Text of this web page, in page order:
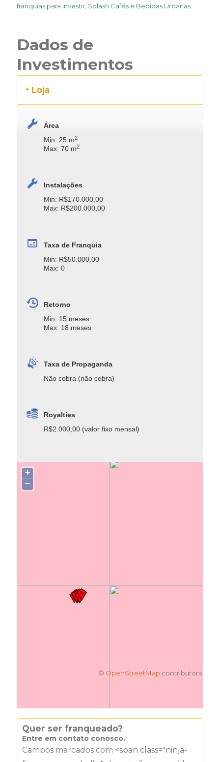
franquias para investir Splash Cafés e Bebidas Urbanas
Dados de
Investimentos
Loja
Área
Min: 25 m2
Max: 70 m2
Instalações
Min: R$170.000,00
Max: R$200.000,00
Taxa de Franquia
Min: R$50.000,00
Max: 0
Retorno
Min: 15 meses
Max: 18 meses
Taxa de Propaganda
Não cobra (não cobra)
Royalties
R$2.000,00 (valor fixo mensal)
+
−
© OpenStreetMap contributors
Quer ser franqueado?
Entre em contato conosco.
Campos marcados com <span class="ninja-